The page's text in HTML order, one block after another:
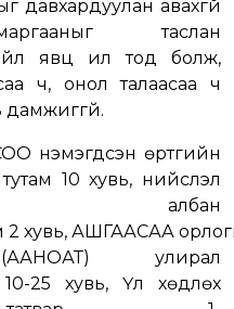
давхардуулан авахгүй
таслан
явц ил тод болж,
ч, онол талаасаа ч
нэмэгдсэн өртгийн
10 хувь, нийслэл
2 хувь, АШГААСАА
улирал
25 хувь, Үл хөдлөх